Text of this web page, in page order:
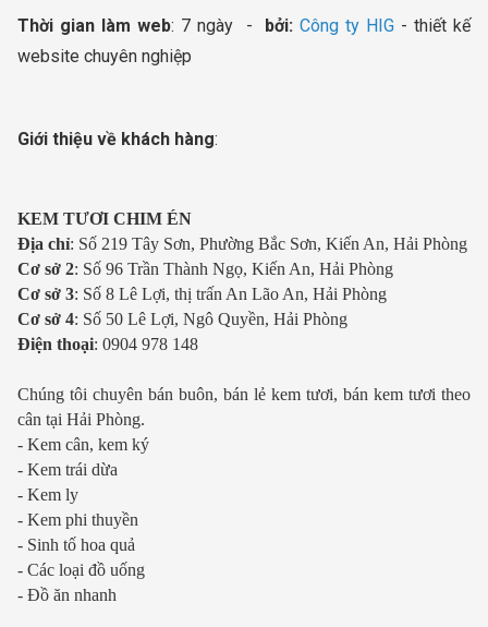
Thời gian làm web: 7 ngày - bởi:Công ty HIG - thiết kế
website chuyên nghiệp
Giới thiệu về khách hàng:
KEM TƯƠI CHIM ÉN
Địa chỉ: Số 219 Tây Sơn, Phường Bắc Sơn, Kiến An, Hải Phòng
Cơ sở 2: Số 96 Trần Thành Ngọ, Kiến An, Hải Phòng
Cơ sở 3: Số 8 Lê Lợi, thị trấn An Lão An, Hải Phòng
Cơ sở 4: Số 50 Lê Lợi, Ngô Quyền, Hải Phòng
Điện thoại: 0904 978 148
Chúng tôi chuyên bán buôn, bán lẻ kem tươi, bán kem tươi theo
cân tại Hải Phòng.
- Kem cân, kem ký
- Kem trái dừa
- Kem ly
- Kem phi thuyền
- Sinh tố hoa quả
- Các loại đồ uống
- Đồ ăn nhanh